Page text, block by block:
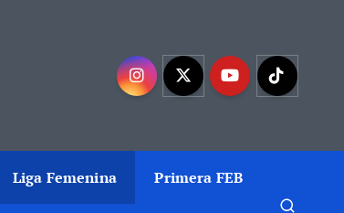
Liga Femenina Primera FEB